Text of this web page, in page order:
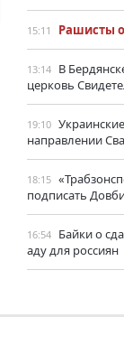
15:11 Рашисты
13:14 В
церковь
19:10
направлении
18:15
подписать
16:54 Байки о
аду для россиян